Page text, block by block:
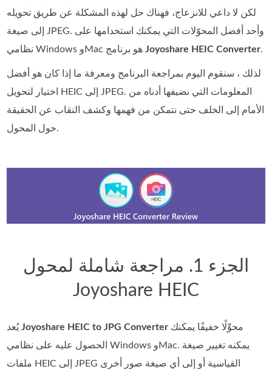
لكن لا داعي للانزعاج، فهناك حل لهذه المشكلة عن طريق تحويله
إلى صيغة JPEG. وأحد أفضل المحوّلات التي يمكنك استخدامها على
نظامي Windows وMac هو برنامجJoyoshare HEIC Converter.
لذلك ، سنقوم اليوم بمراجعة البرنامج ومعرفة ما إذا كان هو أفضل
اختيار لتحويل HEIC إلى JPEG. المعلومات التي نضيفها أدناه من
الأمام إلى الخلف حتى نتمكن من فهمها وكشف النقاب عن الحقيقة
حول المحول.
الجزء 1. مراجعة شاملة لمحول
Joyoshare HEIC
يُعدJoyoshare HEIC to JPG Converter
الحصول عليه على نظامي Windows وMac. يمكنه تغيير صيغة
ملفات HEIC إلى JPEG القياسية أو إلى أي صيغة صور أخرى